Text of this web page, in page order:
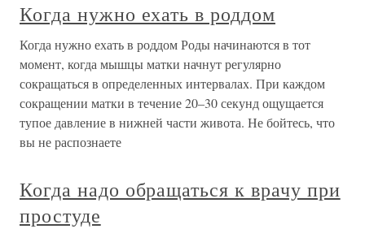
Когда нужно ехать в роддом
Когда нужно ехать в роддом Роды начинаются в тот
момент, когда мышцы матки начнут регулярно
сокращаться в определенных интервалах. При каждом
сокращении матки в течение 20–30 секунд ощущается
тупое давление в нижней части живота. Не бойтесь, что
вы не распознаете
Когда надо обращаться к врачу при
простуде